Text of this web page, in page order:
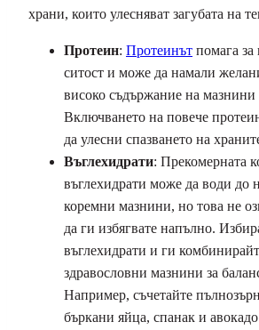
храни, които улесняват загубата на
Протеин: Протеинът помага
ситост и може да намали
високо съдържание на мазнини
Включването на повече
да улесни спазването на
Въглехидрати: Прекомерната
въглехидрати може да води до
коремни мазнини, но това не
да ги избягвате напълно.
въглехидрати и ги
здравословни мазнини за
Например, съчетайте
бъркани яйца, спанак и